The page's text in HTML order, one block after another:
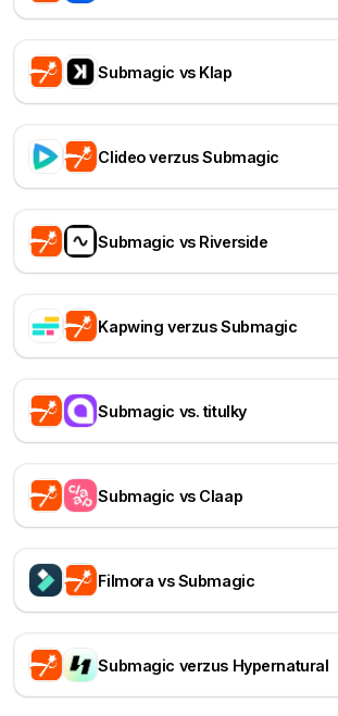
Submagic vs Klap
Clideo verzus Submagic
Submagic vs Riverside
Kapwing verzus Submagic
Submagic vs. titulky
Submagic vs Claap
Filmora vs Submagic
Submagic verzus Hypernatural